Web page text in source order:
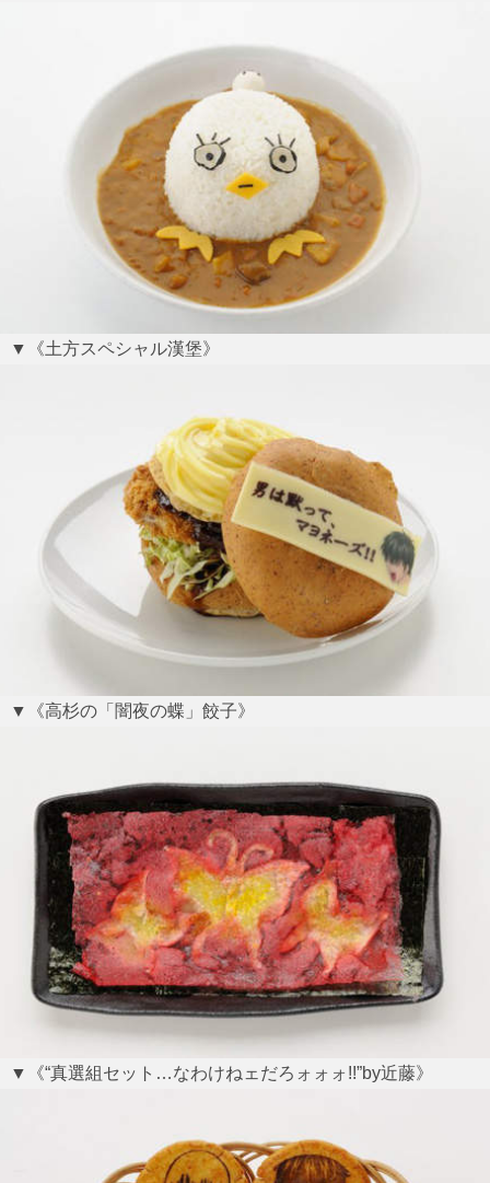
▼《土方スペシャル漢堡》
▼《高杉の「闇夜の蝶」餃子》
▼《“真選組セット…なわけねェだろォォォ!!”by近藤》